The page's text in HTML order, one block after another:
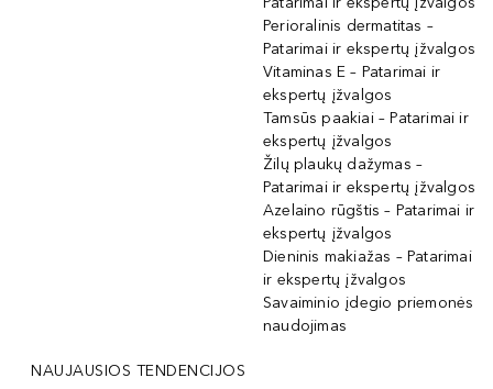
Perioralinis dermatitas –
Patarimai ir ekspertų įžvalgos
Vitaminas E – Patarimai ir
ekspertų įžvalgos
Tamsūs paakiai – Patarimai ir
ekspertų įžvalgos
Žilų plaukų dažymas –
Patarimai ir ekspertų įžvalgos
Azelaino rūgštis – Patarimai ir
ekspertų įžvalgos
Dieninis makiažas – Patarimai
ir ekspertų įžvalgos
Savaiminio įdegio priemonės
naudojimas
NAUJAUSIOS TENDENCIJOS